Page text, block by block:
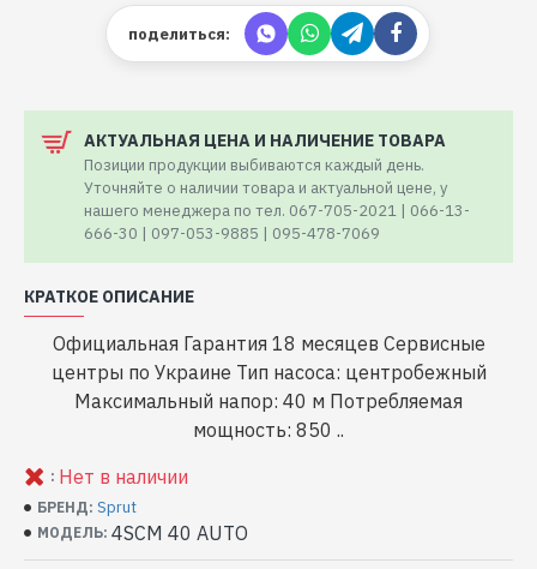
поделиться:
АКТУАЛЬНАЯ ЦЕНА И НАЛИЧЕНИЕ ТОВАРА
Позиции продукции выбиваются каждый день.
Уточняйте о наличии товара и актуальной цене, у
нашего менеджера по тел. 067-705-2021 | 066-13-
666-30 | 097-053-9885 | 095-478-7069
КРАТКОЕ ОПИСАНИЕ
Официальная Гарантия 18 месяцев Сервисные
центры по Украине Тип насоса: центробежный
Максимальный напор: 40 м Потребляемая
мощность: 850 ..
: Нет в наличии
БРЕНД: Sprut
МОДЕЛЬ: 4SCM 40 AUTO